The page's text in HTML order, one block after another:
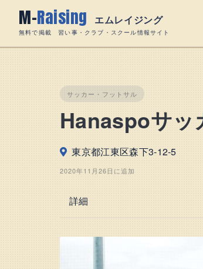
content
M-Raising エムレイジング
無料で掲載 習い事・クラブ・スクール情報サイト
サッカー・フットサル
Hanaspoサッ
東京都江東区森下3-12-5
2020年11月26日に追加
詳細